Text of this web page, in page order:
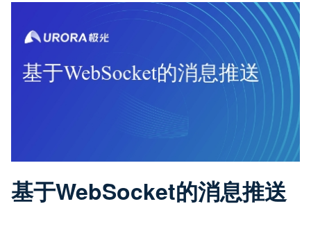
基于WebSocket的消息推送